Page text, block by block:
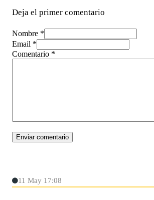
Deja el primer comentario
Nombre *
Email *
Comentario *
11 May 17:08